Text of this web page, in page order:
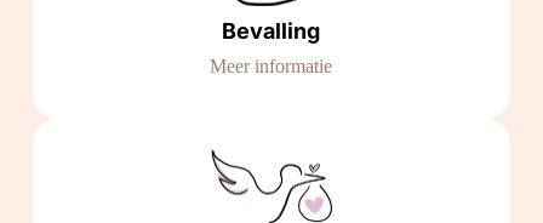
Bevalling
Meer informatie